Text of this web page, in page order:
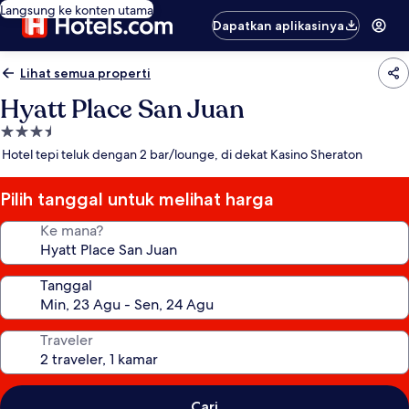
Langsung ke konten utama
Dapatkan aplikasinya
Lihat semua properti
Hyatt Place San Juan
Properti
bintang
Hotel tepi teluk dengan 2 bar/lounge, di dekat Kasino Sheraton
Pilih tanggal untuk melihat harga
Ke mana?
Tanggal
Traveler